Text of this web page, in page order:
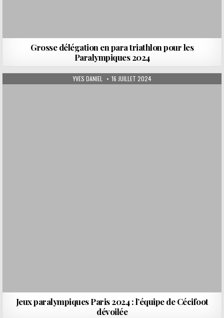
Grosse délégation en para triathlon pour les
Paralympiques 2024
AUTHOR:
YVES DANIEL PUBLISHED DATE:
16 JUILLET 2024
Jeux paralympiques Paris 2024 : l’équipe de Cécifoot
dévoilée